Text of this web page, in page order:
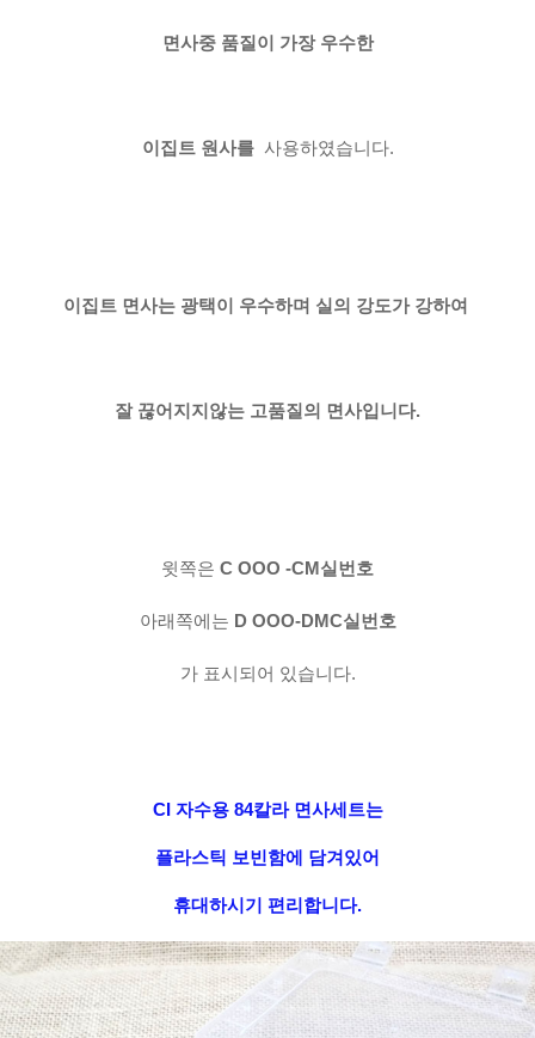
면사중 품질이 가장 우수한
이집트 원사를 사용하였습니다.
이집트 면사는 광택이 우수하며 실의 강도가 강하여
잘 끊어지지않는 고품질의 면사입니다.
윗쪽은 C OOO -CM실번호
아래쪽에는 D OOO-DMC실번호
가 표시되어 있습니다.
CI 자수용 84칼라 면사세트는
플라스틱 보빈함에 담겨있어
휴대하시기 편리합니다.